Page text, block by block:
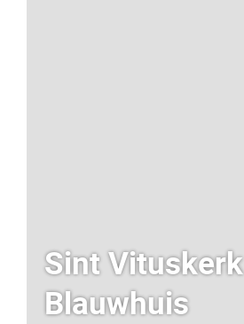
Sint Vituskerk
Blauwhuis